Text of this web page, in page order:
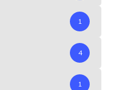
1
4
1